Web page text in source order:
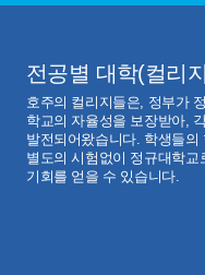
전공별 대학(컬리
호주의 컬리지들은, 정부가
학교의 자율성을 보장받아,
발전되어왔습니다. 학생들의
별도의 시험없이 정규대학
기회를 얻을 수 있습니다.